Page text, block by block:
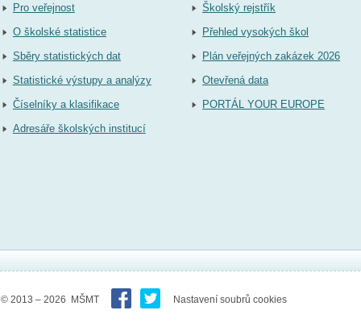
Pro veřejnost
O školské statistice
Sběry statistických dat
Statistické výstupy a analýzy
Číselníky a klasifikace
Adresáře školských institucí
Školský rejstřík
Přehled vysokých škol
Plán veřejných zakázek 2026
Otevřená data
PORTÁL YOUR EUROPE
© 2013 – 2026 MŠMT Nastavení soubrů cookies